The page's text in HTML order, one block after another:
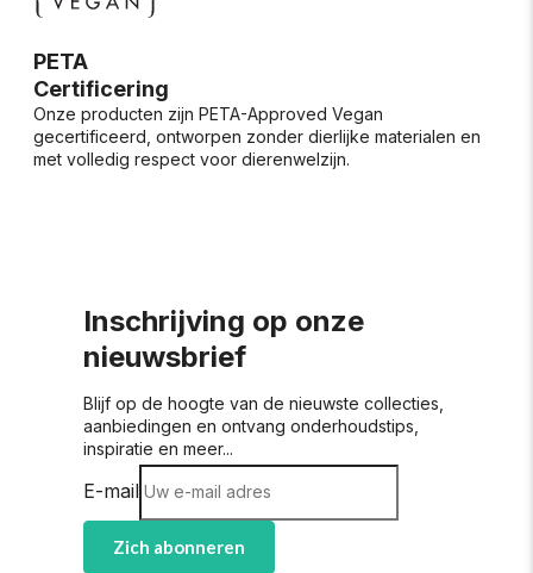
PETA
Certificering
Onze producten zijn PETA-Approved Vegan
gecertificeerd, ontworpen zonder dierlijke materialen en
met volledig respect voor dierenwelzijn.
Inschrijving op onze
nieuwsbrief
Blijf op de hoogte van de nieuwste collecties,
aanbiedingen en ontvang onderhoudstips,
inspiratie en meer...
E-mail
Zich abonneren